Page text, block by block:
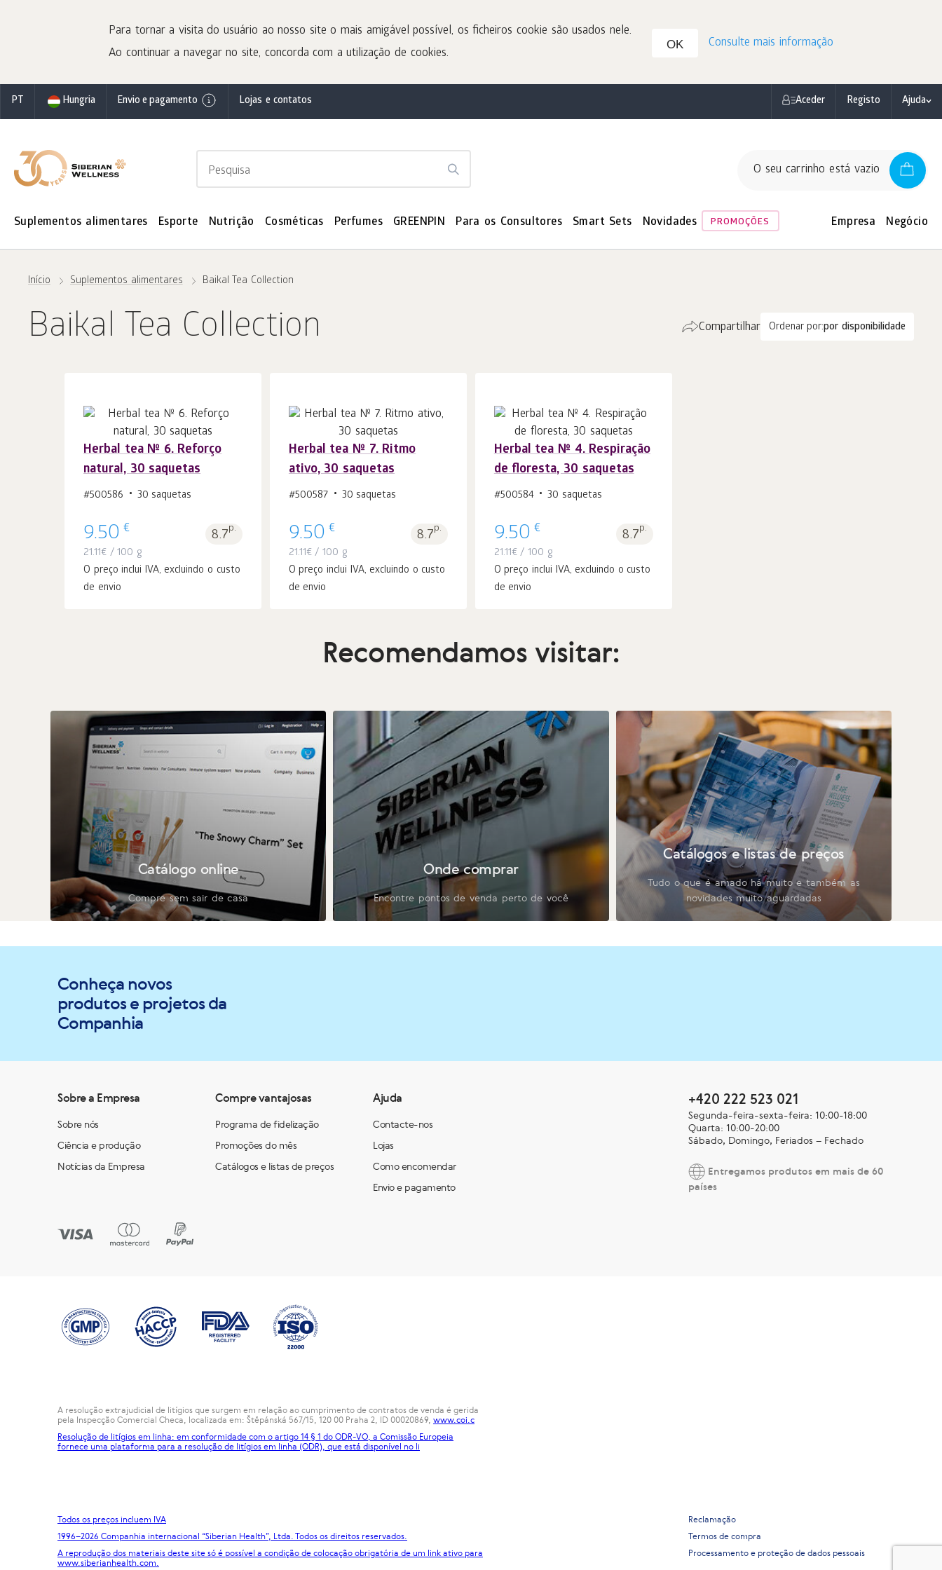
Para tornar a visita do usuário ao nosso site o mais amigável possível, os ficheiros cookie são usados nele.
Ao continuar a navegar no site, concorda com a utilização de cookies.
OK Consulte mais informação
PT Hungria Envio e pagamento Lojas e contatos Aceder Registo Ajuda
O seu carrinho está vazio
Suplementos alimentares Esporte Nutrição Cosméticas Perfumes GREENPIN Para os Consultores Smart Sets Novidades PROMOÇÕES Empresa Negócio
Início Suplementos alimentares Baikal Tea Collection
Baikal Tea Collection Ordenar por:por disponibilidade
Compartilhar
Herbal tea № 6. Reforço
natural, 30 saquetas
#500586 30 saquetas
9.50 € 8.7p.
21.11€ / 100 g
O preço inclui IVA, excluindo o custo
de envio
1
Herbal tea № 7. Ritmo
ativo, 30 saquetas
#500587 30 saquetas
9.50 € 8.7p.
21.11€/ 100 g
O preço inclui IVA, excluindo o custo
de envio
1
Herbal tea № 4. Respiração
de floresta, 30 saquetas
#500584 30 saquetas
9.50 € 8.7p.
21.11€/ 100 g
O preço inclui IVA, excluindo o custo
de envio
1
Recomendamos visitar:
Catálogo online
Compre sem sair de casa
Onde comprar
Encontre pontos de venda perto de você
Catálogos e listas de preços
Tudo o que é amado há muito e também as
novidades muito aguardadas
Conheça novos
produtos e projetos da
Companhia
Sobre a Empresa
Sobre nós
Ciência e produção
Notícias da Empresa
Compre vantajosas
Programa de fidelização
Promoções do mês
Catálogos e listas de preços
Ajuda
Contacte-nos
Lojas
Como encomendar
Envio e pagamento
+420 222 523 021
Segunda-feira-sexta-feira: 10:00-18:00
Quarta: 10:00-20:00
Sábado, Domingo, Feriados – Fechado
Entregamos produtos em mais de 60
países
A resolução extrajudicial de litígios que surgem em relação ao cumprimento de contratos de venda é gerida
pela Inspecção Comercial Checa, localizada em: Štěpánská 567/15, 120 00 Praha 2, ID 00020869, www.coi.c
Resolução de litígios em linha: em conformidade com o artigo 14 § 1 do ODR-VO, a Comissão Europeia
fornece uma plataforma para a resolução de litígios em linha (ODR), que está disponível no li
Todos os preços incluem IVA
1996–2026 Companhia internacional “Siberian Health”, Ltda. Todos os direitos reservados.
A reprodução dos materiais deste site só é possível a condição de colocação obrigatória de um link ativo para
www.siberianhealth.com.
Reclamação
Termos de compra
Processamento e proteção de dados pessoais